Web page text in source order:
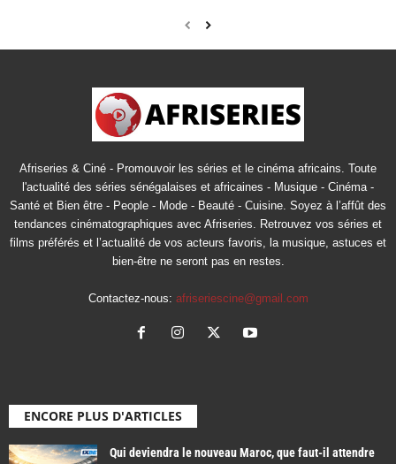
Afriseries & Ciné - Promouvoir les séries et le cinéma africains. Toute
l'actualité des séries sénégalaises et africaines - Musique - Cinéma -
Santé et Bien être - People - Mode - Beauté - Cuisine. Soyez à l’affût des
tendances cinématographiques avec Afriseries. Retrouvez vos séries et
films préférés et l’actualité de vos acteurs favoris, la musique, astuces et
bien-être ne seront pas en restes.
Contactez-nous: afriseriescine@gmail.com
ENCORE PLUS D'ARTICLES
Qui deviendra le nouveau Maroc, que faut-il attendre